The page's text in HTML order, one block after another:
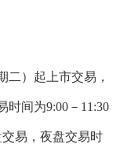
）起上市交易，
时间为9:00－11:30
交易，夜盘交易时